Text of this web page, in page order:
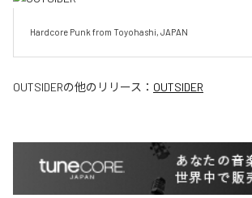
Hardcore Punk from Toyohashi, JAPAN
OUTSIDERの他のリリース： OUTSIDER